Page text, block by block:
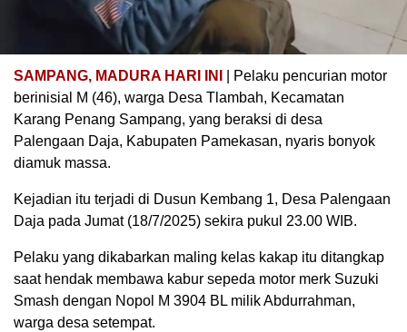
SAMPANG, MADURA HARI INI
| Pelaku pencurian motor
berinisial M (46), warga Desa Tlambah, Kecamatan
Karang Penang Sampang, yang beraksi di desa
Palengaan Daja, Kabupaten Pamekasan, nyaris bonyok
diamuk massa.
Kejadian itu terjadi di Dusun Kembang 1, Desa Palengaan
Daja pada Jumat (18/7/2025) sekira pukul 23.00 WIB.
Pelaku yang dikabarkan maling kelas kakap itu ditangkap
saat hendak membawa kabur sepeda motor merk Suzuki
Smash dengan Nopol M 3904 BL milik Abdurrahman,
warga desa setempat.